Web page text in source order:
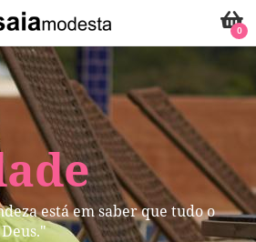
está em saber que tudo o
0